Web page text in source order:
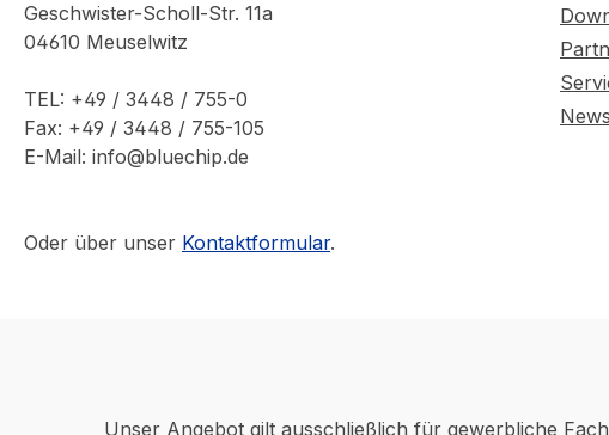
Geschwister-Scholl-Str. 11a
04610 Meuselwitz
TEL: +49 / 3448 / 755-0
Fax: +49 / 3448 / 755-105
E-Mail: info@bluechip.de
Oder über unser Kontaktformular.
Unser Angebot gilt ausschließlich für gewerbliche